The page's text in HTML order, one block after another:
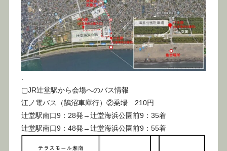
▢JR辻堂駅から会場へのバス情報
江ノ電バス（鵠沼車庫行）②乗場 210円
辻堂駅南口9：28発→辻堂海浜公園前9：35着
辻堂駅南口9：48発→辻堂海浜公園前9：55着